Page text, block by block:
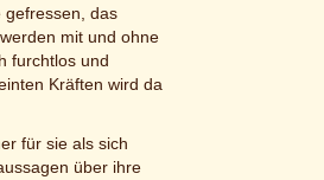
gefressen, das
mit und ohne
furchtlos und
Kräften wird da
für sie als sich
über ihre